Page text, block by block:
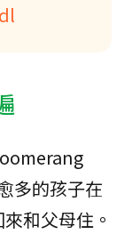
多的孩子在
和父母住。